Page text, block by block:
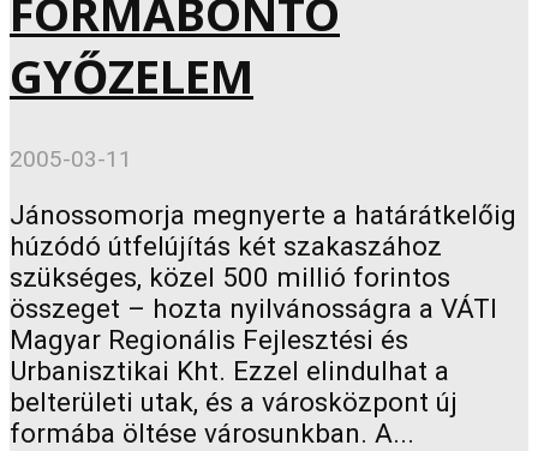
FORMABONTÓ
GYŐZELEM
2005-03-11
Jánossomorja megnyerte a határátkelőig
húzódó útfelújítás két szakaszához
szükséges, közel 500 millió forintos
összeget – hozta nyilvánosságra a VÁTI
Magyar Regionális Fejlesztési és
Urbanisztikai Kht. Ezzel elindulhat a
belterületi utak, és a városközpont új
formába öltése városunkban. A...